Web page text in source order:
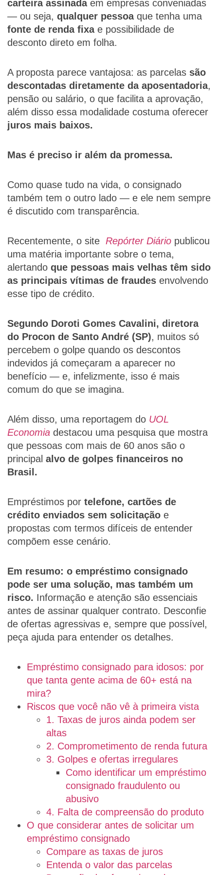
carteira assinadaem empresas conveniadas
— ou seja, qualquer pessoaque tenha uma
fonte de renda fixae possibilidade de
desconto direto em folha.
A proposta parece vantajosa: as parcelas são
descontadas diretamente da aposentadoria,
pensão ou salário, o que facilita a aprovação,
além disso essa modalidade costuma oferecer
juros mais baixos.
Mas é preciso ir além da promessa.
Como quase tudo na vida, o consignado
também tem o outro lado — e ele nem sempre
é discutido com transparência.
Recentemente, o site Repórter Diário publicou
uma matéria importante sobre o tema,
alertando que pessoas mais velhas têm sido
as principais vítimas de fraudes envolvendo
esse tipo de crédito.
Segundo Doroti Gomes Cavalini, diretora
do Procon de Santo André (SP), muitos só
percebem o golpe quando os descontos
indevidos já começaram a aparecer no
benefício — e, infelizmente, isso é mais
comum do que se imagina.
Além disso, uma reportagem do UOL
Economia destacou uma pesquisa que mostra
que pessoas com mais de 60 anos são o
principal alvo de golpes financeiros no
Brasil.
Empréstimos por telefone, cartões de
crédito enviados sem solicitação e
propostas com termos difíceis de entender
compõem esse cenário.
Em resumo: o empréstimo consignado
pode ser uma solução, mas também um
risco. Informação e atenção são essenciais
antes de assinar qualquer contrato. Desconfie
de ofertas agressivas e, sempre que possível,
peça ajuda para entender os detalhes.
Empréstimo consignado para idosos: por
que tanta gente acima de 60+ está na
mira?
Riscos que você não vê à primeira vista
1. Taxas de juros ainda podem ser
altas
2. Comprometimento de renda futura
3. Golpes e ofertas irregulares
Como identificar um empréstimo
consignado fraudulento ou
abusivo
4. Falta de compreensão do produto
O que considerar antes de solicitar um
empréstimo consignado
Compare as taxas de juros
Entenda o valor das parcelas